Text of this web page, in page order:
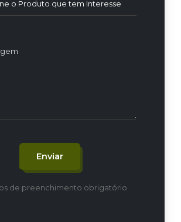
Enviar
de preenchimento obrigatório.